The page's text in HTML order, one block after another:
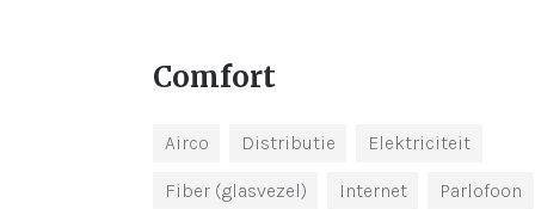
Comfort
Airco Distributie Elektriciteit
Fiber (glasvezel) Internet Parlofoon